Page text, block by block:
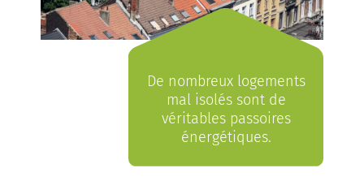
De nombreux logements
mal isolés sont de
véritables passoires
énergétiques.